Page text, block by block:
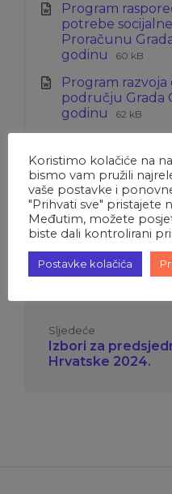
Program
potrebe
Proračunu
godinu
Ekstenzija
doc
Veličina
60 kB
Program
području Grada
godinu
Ekstenzija
Veličina
62 kB
stanova na
pravo za
Prethodno
Sljedeće
Izbori za
Hrvatske 2024.
Koristimo kolačiće na
bismo vam pružili
vaše postavke i
"Prihvati sve" pristajete
Međutim, možete
biste dali kontrolirani
Postavke kolačića